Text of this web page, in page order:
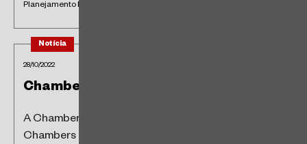
Planejamento Patrimonial
Notícia
28/10/2022
Chambers Brazil: Transactional
A Chambers lançou a edição 2022 do guia
Chambers Brazil: Transactional, voltado a áreas